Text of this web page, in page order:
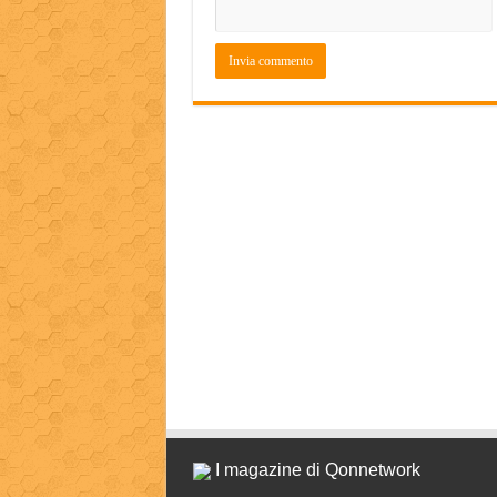
I magazine di Qonnetwork